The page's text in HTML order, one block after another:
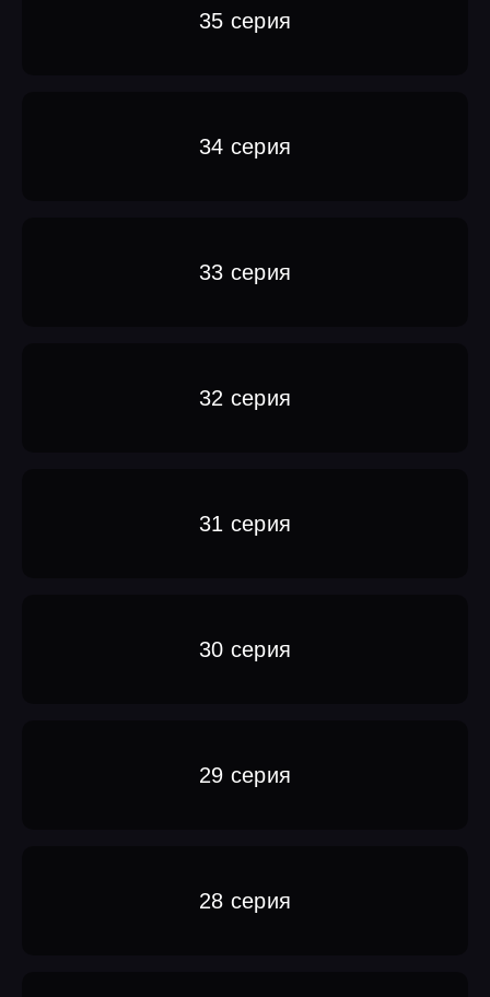
35 серия
34 серия
33 серия
32 серия
31 серия
30 серия
29 серия
28 серия